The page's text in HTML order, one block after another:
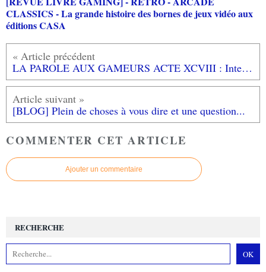
CLASSICS - La grande histoire des bornes de jeux vidéo aux
éditions CASA
LA PAROLE AUX GAMEURS ACTE XCVIII : Interview d'Alexis BLANCHET
[BLOG] Plein de choses à vous dire et une question...
COMMENTER CET ARTICLE
Ajouter un commentaire
RECHERCHE